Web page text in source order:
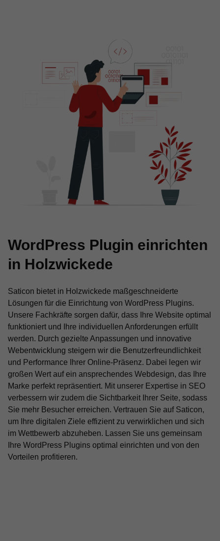
WordPress Plugin einrichten
in Holzwickede
Saticon bietet in Holzwickede maßgeschneiderte
Lösungen für die Einrichtung von WordPress Plugins.
Unsere Fachkräfte sorgen dafür, dass Ihre Website optimal
funktioniert und Ihre individuellen Anforderungen erfüllt
werden. Durch gezielte Anpassungen und innovative
Webentwicklung steigern wir die Benutzerfreundlichkeit
und Performance Ihrer Online-Präsenz. Dabei legen wir
großen Wert auf ein ansprechendes Webdesign, das Ihre
Marke perfekt repräsentiert. Mit unserer Expertise in SEO
verbessern wir zudem die Sichtbarkeit Ihrer Seite, sodass
Sie mehr Besucher erreichen. Vertrauen Sie auf Saticon,
um Ihre digitalen Ziele effizient zu verwirklichen und sich
im Wettbewerb abzuheben. Lassen Sie uns gemeinsam
Ihre WordPress Plugins optimal einrichten und von den
Vorteilen profitieren.